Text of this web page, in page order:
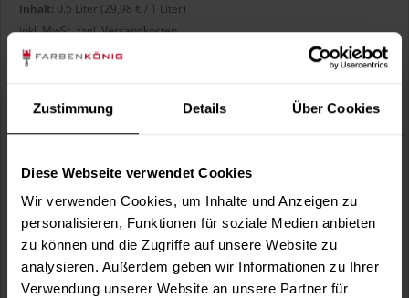
Zustimmung Details Über Cookies
Diese Webseite verwendet Cookies
Wir verwenden Cookies, um Inhalte und Anzeigen zu
personalisieren, Funktionen für soziale Medien anbieten
zu können und die Zugriffe auf unsere Website zu
analysieren. Außerdem geben wir Informationen zu Ihrer
Verwendung unserer Website an unsere Partner für
Inhalt: 0.5 Liter (29,98 € / 1 Liter)
inkl. MwSt.zzgl. Versandkosten
Sofort versandfertig, Lieferzeit ca. 1-3 Arbeitstage
In den Warenkorb
Merken Fragen zum Artikel?